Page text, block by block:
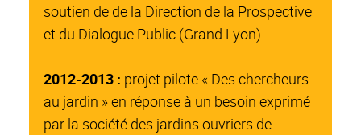
soutien de de la Direction de la Prospective
et du Dialogue Public (Grand Lyon)
2012-2013 : projet pilote « Des chercheurs
au jardin » en réponse à un besoin exprimé
par la société des jardins ouvriers de